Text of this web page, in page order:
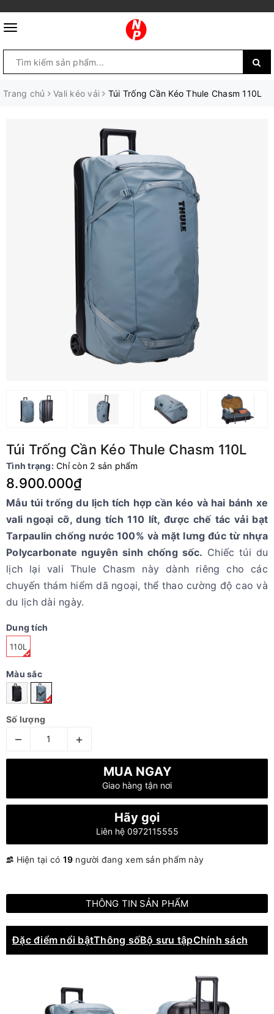
Trang chủ Vali kéo vải Túi Trống Cần Kéo Thule Chasm 110L
Túi Trống Cần Kéo Thule Chasm 110L
Tình trạng: Chỉ còn 2 sản phẩm
8.900.000₫
Mẫu túi trống du lịch tích hợp cần kéo và hai bánh xe
vali ngoại cỡ, dung tích 110 lít, được chế tác vải bạt
Tarpaulin chống nước 100% và mặt lưng đúc từ nhựa
Polycarbonate nguyên sinh chống sốc. Chiếc túi du
lịch lại vali Thule Chasm này dành riêng cho các
chuyến thám hiểm dã ngoại, thể thao cường độ cao và
du lịch dài ngày.
Dung tích
110L
Màu sắc
Số lượng
– +
MUA NGAY
Giao hàng tận nơi
Hãy gọi
Liên hệ 0972115555
Hiện tại có 19 người đang xem sản phẩm này
THÔNG TIN SẢN PHẨM
Đặc điểm nổi bậtThông sốBộ sưu tậpChính sách